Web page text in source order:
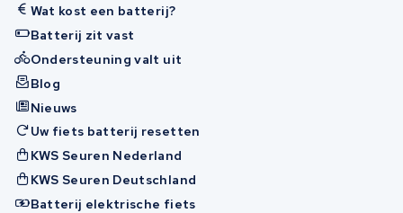
Wat kost een batterij?
Batterij zit vast
Ondersteuning valt uit
Blog
Nieuws
Uw fiets batterij resetten
KWS Seuren Nederland
KWS Seuren Deutschland
Batterij elektrische fiets